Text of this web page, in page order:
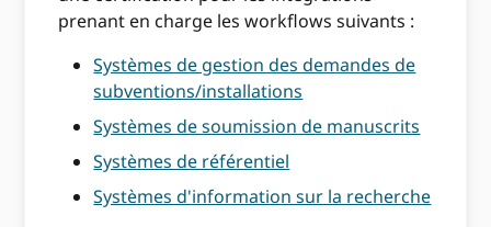
prenant en charge les workflows suivants :
Systèmes de gestion des demandes de
subventions/installations
Systèmes de soumission de manuscrits
Systèmes de référentiel
Systèmes d'information sur la recherche